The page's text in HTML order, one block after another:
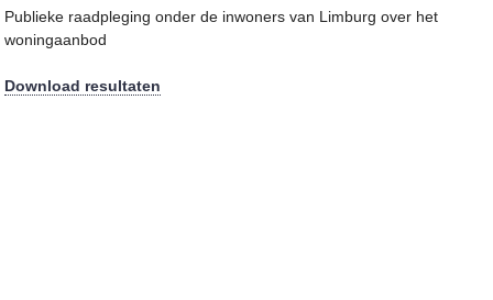
Publieke raadpleging onder de inwoners van Limburg over het
woningaanbod
Download resultaten